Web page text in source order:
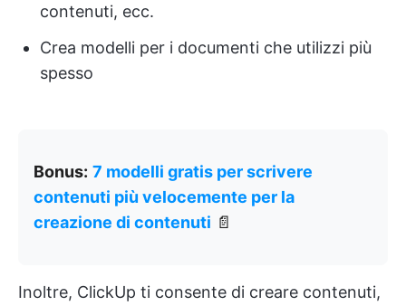
contenuti, ecc.
Crea modelli per i documenti che utilizzi più
spesso
Bonus: 7 modelli gratis per scrivere
contenuti più velocemente per la
creazione di contenuti 📄
Inoltre, ClickUp ti consente di creare contenuti,